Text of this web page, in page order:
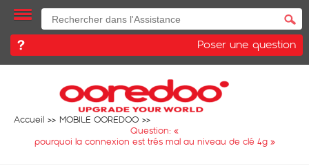
Poser une question
Accueil
MOBILE OOREDOO
Question: «
pourquoi la connexion est trés mal au niveau de clé 4g»